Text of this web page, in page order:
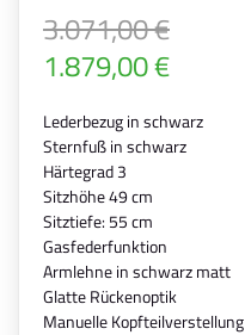
3.071,00 €
1.879,00 €
Lederbezug in schwarz
Sternfuß in schwarz
Härtegrad 3
Sitzhöhe 49 cm
Sitztiefe: 55 cm
Gasfederfunktion
Armlehne in schwarz matt
Glatte Rückenoptik
Manuelle Kopfteilverstellung